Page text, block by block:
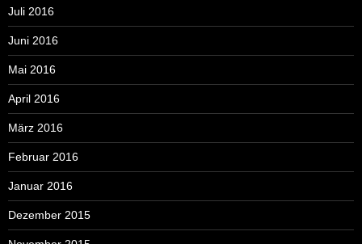
Juli 2016
Juni 2016
Mai 2016
April 2016
März 2016
Februar 2016
Januar 2016
Dezember 2015